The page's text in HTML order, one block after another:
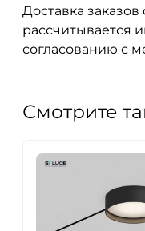
Доставка
рассчитывается
согласованию с
Смотрите